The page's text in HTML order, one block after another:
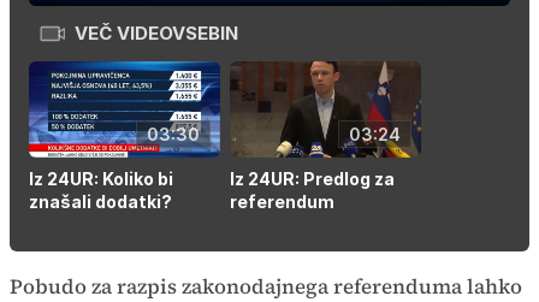
Time
v
način
VEČ VIDEOVSEBIN
03:30
Iz 24UR: Koliko bi
znašali dodatki?
03:24
Iz 24UR: Predlog za
referendum
Pobudo za razpis zakonodajnega referenduma lahko